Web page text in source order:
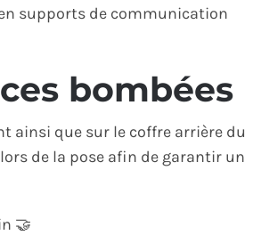
supports de communication
bombées
ainsi que sur le coffre arrière du
de la pose afin de garantir un
🤝